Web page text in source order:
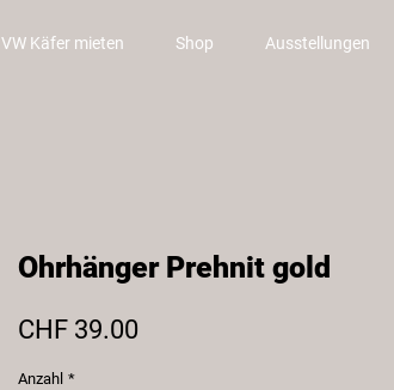
VW Käfer mieten Shop Ausstellungen
Ohrhänger Prehnit gold
CHF 39.00
Anzahl *